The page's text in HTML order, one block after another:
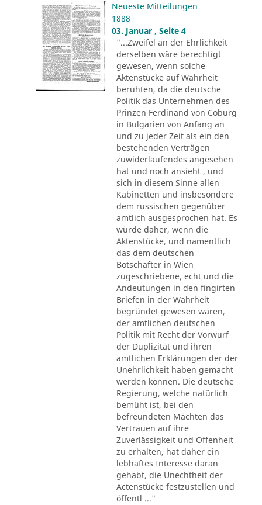
Neueste Mitteilungen
1888
03. Januar , Seite 4
"...Zweifel an der Ehrlichkeit
derselben wäre berechtigt
gewesen, wenn solche
Aktenstücke auf Wahrheit
beruhten, da die deutsche
Politik das Unternehmen des
Prinzen Ferdinand von Coburg
in Bulgarien von Anfang an
und zu jeder Zeit als ein den
bestehenden Verträgen
zuwiderlaufendes angesehen
hat und noch ansieht , und
sich in diesem Sinne allen
Kabinetten und insbesondere
dem russischen gegenüber
amtlich ausgesprochen hat. Es
würde daher, wenn die
Aktenstücke, und namentlich
das dem deutschen
Botschafter in Wien
zugeschriebene, echt und die
Andeutungen in den fingirten
Briefen in der Wahrheit
begründet gewesen wären,
der amtlichen deutschen
Politik mit Recht der Vorwurf
der Duplizität und ihren
amtlichen Erklärungen der der
Unehrlichkeit haben gemacht
werden können. Die deutsche
Regierung, welche natürlich
bemüht ist, bei den
befreundeten Mächten das
Vertrauen auf ihre
Zuverlässigkeit und Offenheit
zu erhalten, hat daher ein
lebhaftes Interesse daran
gehabt, die Unechtheit der
Actenstücke festzustellen und
öffentl ..."